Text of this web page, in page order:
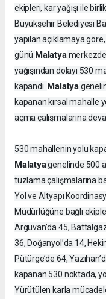
ekipleri, kar yağışı ile
Büyükşehir Belediyesi
yapılan açıklamaya
günü Malatyamerkezde
yağışından dolayı 530
kapandı. Malatya
kapanan kırsal mahalle
açma çalışmalarına
530 mahallenin yolu
Malatyagenelinde 500
tuzlama çalışmalarına
Yol ve Altyapı
Müdürlüğüne bağlı
Arguvan’da 45,
36, Doğanyol’da 14,
Pütürge’de 64,
kapanan 530 noktada,
Yürütülen karla